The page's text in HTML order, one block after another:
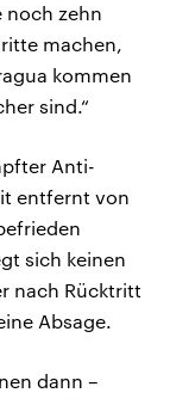
noch zehn
machen,
kommen
sind.“
Anti-
entfernt von
sich keinen
nach Rücktritt
Absage.
dann –